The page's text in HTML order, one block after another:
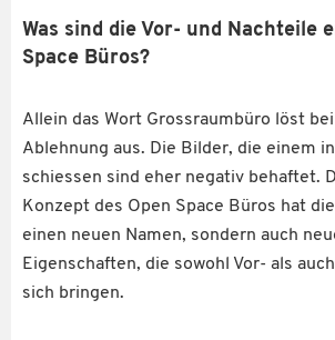
Was sind die Vor- und Nachteile
Space Büros?
Allein das Wort Grossraumbüro löst
Ablehnung aus. Die Bilder, die einem
schiessen sind eher negativ behaftet.
Konzept des Open Space Büros hat
einen neuen Namen, sondern auch
Eigenschaften, die sowohl Vor- als
sich bringen.